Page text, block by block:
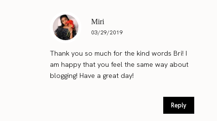
Miri
03/29/2019
Thank you so much for the kind words Bri! I
am happy that you feel the same way about
blogging! Have a great day!
Reply